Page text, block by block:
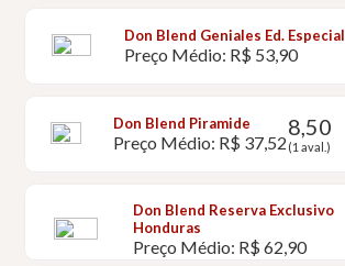
Don Blend Geniales Ed. Especial
Preço Médio: R$ 53,90
Don Blend Piramide
Preço Médio: R$ 37,52
8,50
(1 aval.)
Don Blend Reserva Exclusivo
Honduras
Preço Médio: R$ 62,90